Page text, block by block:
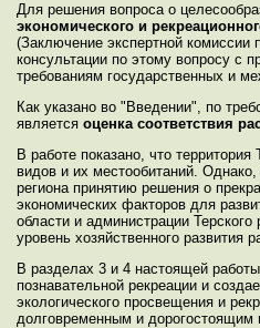
Для решения вопроса о
экономического и
(Заключение экспертной комиссии
консультации по этому вопросу с
требованиям государственных и
Как указано во "Введении", по
является оценка соответствия
В работе показано, что
видов и их местообитаний. Однако,
региона принятию решения о
экономических факторов для
области и администрации
уровень хозяйственного развития
В разделах 3 и 4 настоящей
познавательной рекреации и
экологического просвещения и
долговременным и дорогостоящим